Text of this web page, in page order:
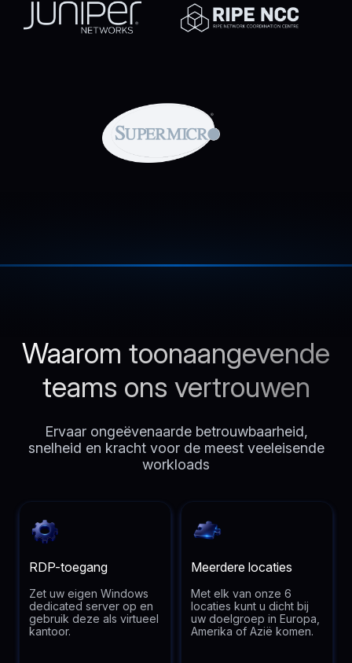
Waarom toonaangevende
teams ons vertrouwen
Ervaar ongeëvenaarde betrouwbaarheid,
snelheid en kracht voor de meest veeleisende
workloads
RDP-toegang
Zet uw eigen Windows
dedicated server op en
gebruik deze als virtueel
kantoor.
Meerdere locaties
Met elk van onze 6
locaties kunt u dicht bij
uw doelgroep in Europa,
Amerika of Azië komen.